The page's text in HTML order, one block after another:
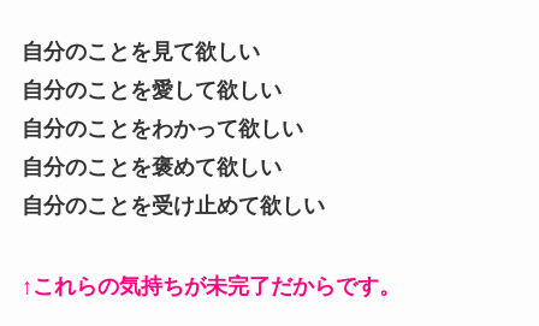
自分のことを見て欲しい
自分のことを愛して欲しい
自分のことをわかって欲しい
自分のことを褒めて欲しい
自分のことを受け止めて欲しい
↑これらの気持ちが未完了だからです。